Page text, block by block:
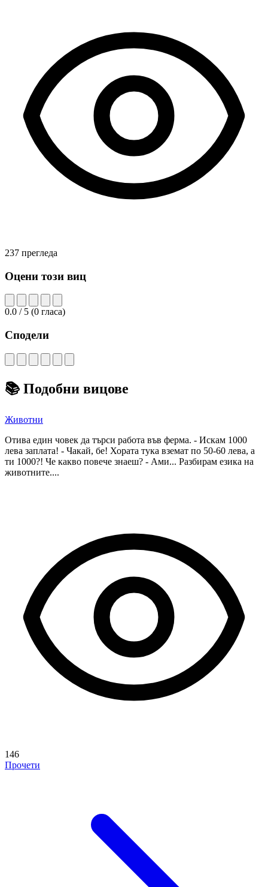
237 прегледа
Оцени този виц
0.0 / 5 (0 гласа)
Сподели
📚 Подобни вицове
Животни
Отива един човек да търси работа във ферма. - Искам 1000
лева заплата! - Чакай, бе! Хората тука вземат по 50-60 лева, а
ти 1000?! Че какво повече знаеш? - Ами... Разбирам езика на
животните....
146
Прочети